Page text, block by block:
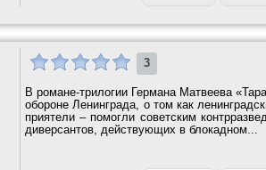
3
В романе-трилогии Германа Матвеева
обороне Ленинграда, о том как
приятели – помогли советским
диверсантов, действующих в блокадном...